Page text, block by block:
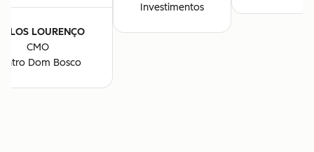
LOURENÇO
CMO
Dom Bosco
Investimentos